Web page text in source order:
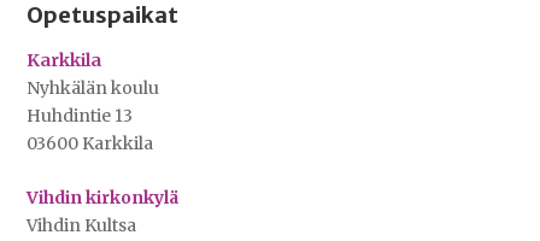
Opetuspaikat
Karkkila
Nyhkälän koulu
Huhdintie 13
03600 Karkkila
Vihdin kirkonkylä
Vihdin Kultsa